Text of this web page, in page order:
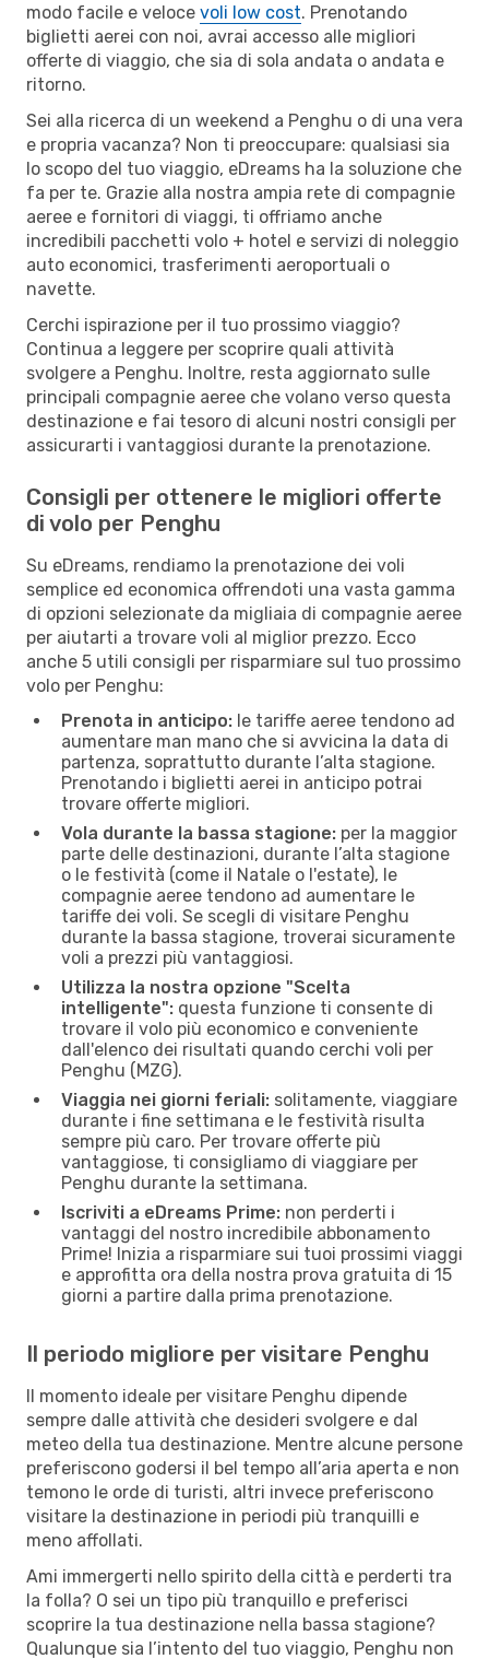
modo facile e veloce voli low cost. Prenotando
biglietti aerei con noi, avrai accesso alle migliori
offerte di viaggio, che sia di sola andata o andata e
ritorno.
Sei alla ricerca di un weekend a Penghu o di una vera
e propria vacanza? Non ti preoccupare: qualsiasi sia
lo scopo del tuo viaggio, eDreams ha la soluzione che
fa per te. Grazie alla nostra ampia rete di compagnie
aeree e fornitori di viaggi, ti offriamo anche
incredibili pacchetti volo + hotel e servizi di noleggio
auto economici, trasferimenti aeroportuali o
navette.
Cerchi ispirazione per il tuo prossimo viaggio?
Continua a leggere per scoprire quali attività
svolgere a Penghu. Inoltre, resta aggiornato sulle
principali compagnie aeree che volano verso questa
destinazione e fai tesoro di alcuni nostri consigli per
assicurarti i vantaggiosi durante la prenotazione.
Consigli per ottenere le migliori offerte
di volo per Penghu
Su eDreams, rendiamo la prenotazione dei voli
semplice ed economica offrendoti una vasta gamma
di opzioni selezionate da migliaia di compagnie aeree
per aiutarti a trovare voli al miglior prezzo. Ecco
anche 5 utili consigli per risparmiare sul tuo prossimo
volo per Penghu:
Prenota in anticipo: le tariffe aeree tendono ad
aumentare man mano che si avvicina la data di
partenza, soprattutto durante l’alta stagione.
Prenotando i biglietti aerei in anticipo potrai
trovare offerte migliori.
Vola durante la bassa stagione: per la maggior
parte delle destinazioni, durante l’alta stagione
o le festività (come il Natale o l'estate), le
compagnie aeree tendono ad aumentare le
tariffe dei voli. Se scegli di visitare Penghu
durante la bassa stagione, troverai sicuramente
voli a prezzi più vantaggiosi.
Utilizza la nostra opzione "Scelta
intelligente": questa funzione ti consente di
trovare il volo più economico e conveniente
dall'elenco dei risultati quando cerchi voli per
Penghu (MZG).
Viaggia nei giorni feriali: solitamente, viaggiare
durante i fine settimana e le festività risulta
sempre più caro. Per trovare offerte più
vantaggiose, ti consigliamo di viaggiare per
Penghu durante la settimana.
Iscriviti a eDreams Prime: non perderti i
vantaggi del nostro incredibile abbonamento
Prime! Inizia a risparmiare sui tuoi prossimi viaggi
e approfitta ora della nostra prova gratuita di 15
giorni a partire dalla prima prenotazione.
Il periodo migliore per visitare Penghu
Il momento ideale per visitare Penghu dipende
sempre dalle attività che desideri svolgere e dal
meteo della tua destinazione. Mentre alcune persone
preferiscono godersi il bel tempo all’aria aperta e non
temono le orde di turisti, altri invece preferiscono
visitare la destinazione in periodi più tranquilli e
meno affollati.
Ami immergerti nello spirito della città e perderti tra
la folla? O sei un tipo più tranquillo e preferisci
scoprire la tua destinazione nella bassa stagione?
Qualunque sia l’intento del tuo viaggio, Penghu non